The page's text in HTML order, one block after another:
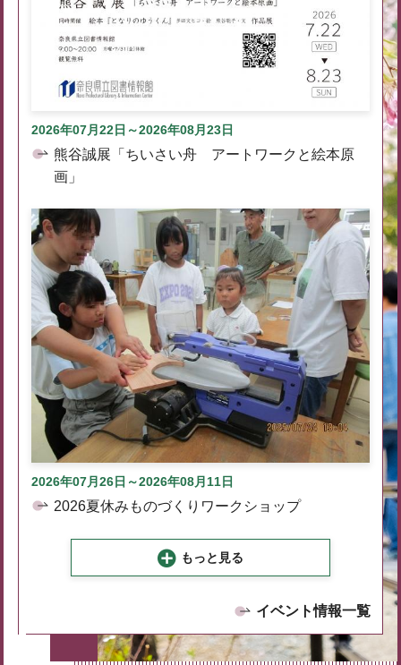
2026年07月22日～2026年08月23日
熊谷誠展「ちいさい舟 アートワークと絵本原
画」
2026年07月26日～2026年08月11日
2026夏休みものづくりワークショップ
もっと見る
イベント情報一覧